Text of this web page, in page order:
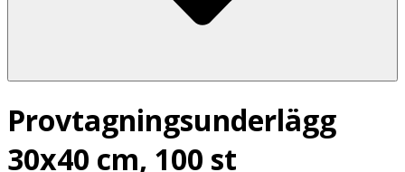
Provtagningsunderlägg
30x40 cm, 100 st